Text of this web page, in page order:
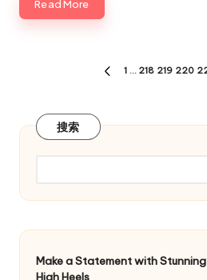
Read More
PREVIOUS
1 … 218 219 220
搜索
Make a Statement with
High Heels